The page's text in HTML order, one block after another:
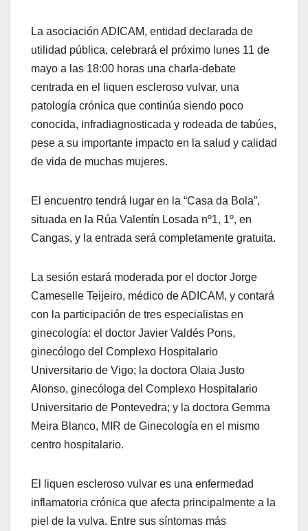
La asociación ADICAM, entidad declarada de
utilidad pública, celebrará el próximo lunes 11 de
mayo a las 18:00 horas una charla-debate
centrada en el liquen escleroso vulvar, una
patología crónica que continúa siendo poco
conocida, infradiagnosticada y rodeada de tabúes,
pese a su importante impacto en la salud y calidad
de vida de muchas mujeres.
El encuentro tendrá lugar en la “Casa da Bola”,
situada en la Rúa Valentín Losada nº1, 1º, en
Cangas, y la entrada será completamente gratuita.
La sesión estará moderada por el doctor Jorge
Cameselle Teijeiro, médico de ADICAM, y contará
con la participación de tres especialistas en
ginecología: el doctor Javier Valdés Pons,
ginecólogo del Complexo Hospitalario
Universitario de Vigo; la doctora Olaia Justo
Alonso, ginecóloga del Complexo Hospitalario
Universitario de Pontevedra; y la doctora Gemma
Meira Blanco, MIR de Ginecología en el mismo
centro hospitalario.
El liquen escleroso vulvar es una enfermedad
inflamatoria crónica que afecta principalmente a la
piel de la vulva. Entre sus síntomas más